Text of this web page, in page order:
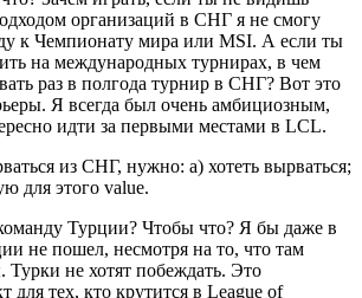
организаций в СНГ я не смогу
к Чемпионату мира или MSI. А если ты
на международных турнирах, в чем
раз в полгода турнир в СНГ? Вот это
Я всегда был очень амбициозным,
идти за первыми местами в LCL.
из СНГ, нужно: а) хотеть вырваться;
для этого value.
Турции? Чтобы что? Я бы даже в
не пошел, несмотря на то, что там
Турки не хотят побеждать. Это
для тех, кто крутится в League of